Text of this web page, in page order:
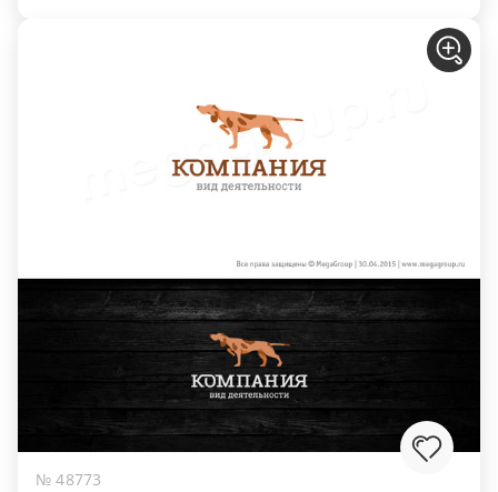
№ 48773